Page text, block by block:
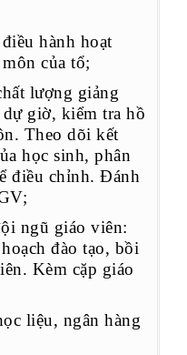
hành hoạt
của tổ;
lượng giảng
giờ, kiểm tra hồ
Theo dõi kết
học sinh, phân
điều chỉnh. Đánh
ngũ giáo viên:
đào tạo, bồi
Kèm cặp giáo
liệu, ngân hàng